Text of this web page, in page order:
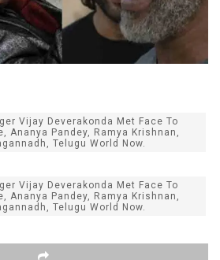
Vijay Deverakonda Met Face To
Ananya Pandey, Ramya Krishnan,
Telugu World Now.
Vijay Deverakonda Met Face To
Ananya Pandey, Ramya Krishnan,
Telugu World Now.